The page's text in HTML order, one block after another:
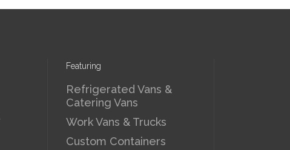
Featuring
Refrigerated Vans &
Catering Vans
Work Vans & Trucks
Custom Containers